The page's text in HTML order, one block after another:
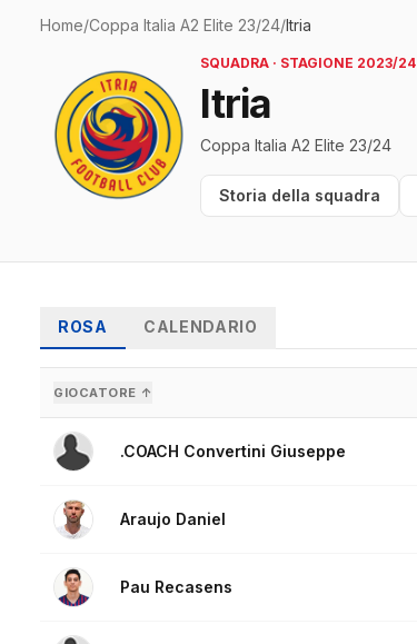
Home/Coppa Italia A2 Elite 23/24/Itria
SQUADRA · STAGIONE 2023/24
Itria
Coppa Italia A2 Elite 23/24
Storia della squadra
ROSA CALENDARIO
GIOCATORE ↑
.COACH Convertini Giuseppe
Araujo Daniel
Pau Recasens